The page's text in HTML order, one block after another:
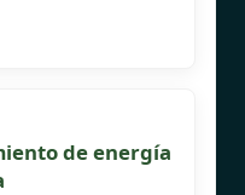
de energía